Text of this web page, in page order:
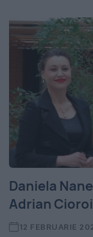
Daniela
Adrian
12 FEBRUARIE